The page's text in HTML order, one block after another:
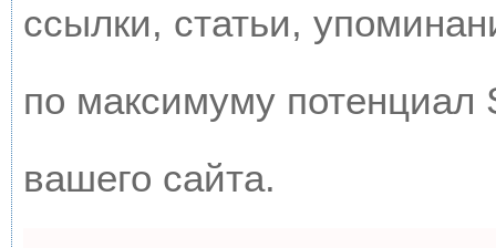
ссылки, статьи,
по максимуму потенциал
вашего сайта.